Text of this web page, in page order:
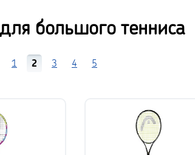
большого тенниса
1 2 3 4
5